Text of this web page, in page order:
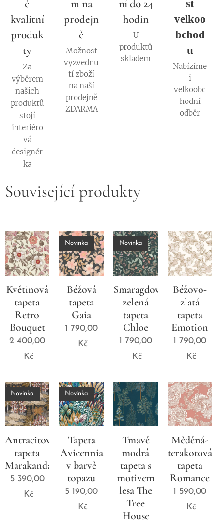
é
kvalitní
produk
ty
Za
výběrem
našich
produktů
stojí
interiéro
vá
designér
ka
m na
prodejn
ě
Možnost
vyzvednu
tí zboží
na naší
prodejně
ZDARMA
ní do 24
hodin
U
produktů
skladem
st
velkoo
bchod
u
Nabízíme
i
velkoobc
hodní
odběr
Související produkty
Květinová
tapeta
Retro
Bouquet
2 400,00
Kč
Béžová
tapeta
Gaia
Novinka
1 790,00
Kč
Smaragdově
zelená
tapeta
Chloe
Novinka
1 790,00
Kč
Béžovo-
zlatá
tapeta
Emotion
1 790,00
Kč
Antracitová
tapeta
Marakanda
Novinka
5 390,00
Kč
Tapeta
Avicennia
v barvě
topazu
Novinka
5 190,00
Kč
Tmavě
modrá
tapeta s
motivem
lesa The
Tree
House
Měděná-
terakotová
tapeta
Romance
1 590,00
Kč